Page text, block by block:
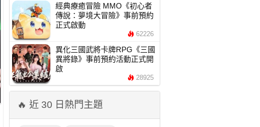
經典療癒冒險 MMO《初心者
傳說：夢境大冒險》事前預約
正式啟動
62226
異化三國武將卡牌RPG《三國
異將錄》事前預約活動正式開
啟
28925
🔥 近 30 日熱門主題